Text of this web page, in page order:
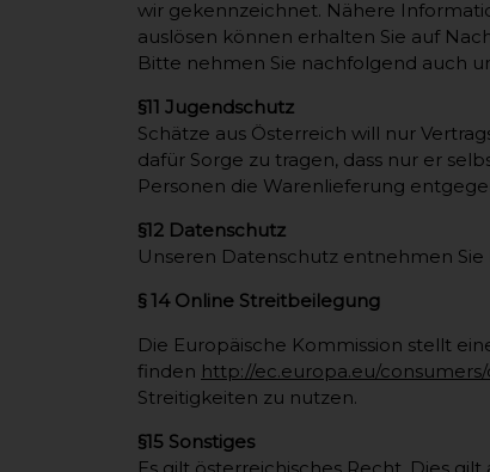
wir gekennzeichnet. Nähere
auslösen können erhalten Sie auf
Bitte nehmen Sie nachfolgend auch
§11 Jugendschutz
Schätze aus Österreich will nur
dafür Sorge zu tragen, dass nur er
Personen die Warenlieferung
§12 Datenschutz
Unseren Datenschutz entnehmen
§ 14 Online Streitbeilegung
Die Europäische Kommission stellt
finden http://ec.europa.eu/consumers/
Streitigkeiten zu nutzen.
§15 Sonstiges